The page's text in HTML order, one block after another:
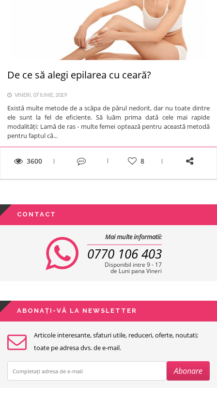
De ce să alegi epilarea cu ceară?
VINERI, 07 IUNIE, 2019
Există multe metode de a scăpa de părul nedorit, dar nu toate dintre
ele sunt la fel de eficiente. Să luăm prima dată cele mai rapide
modalități: Lamă de ras - multe femei optează pentru această metodă
pentru faptul că...
3600 8
CONTACT
Mai multe informatii:
0770 106 403
Disponibil intre 9 - 17
de Luni pana Vineri
ABONAȚI-VĂ LA NEWSLETTER
Articole interesante, sfaturi utile, reduceri, oferte, noutati;
toate pe adresa dvs. de e-mail.